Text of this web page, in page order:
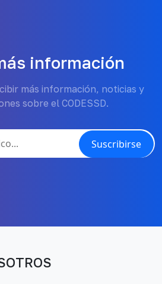
información
más información, noticias y
sobre el CODESSD.
Suscribirse